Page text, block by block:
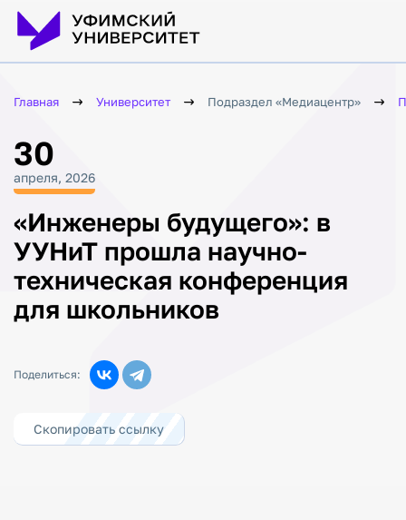
Главная Университет Подраздел «Медиацентр»
30
апреля, 2026
«Инженеры будущего»: в
УУНиТ прошла научно-
техническая конференция
для школьников
Поделиться:
Скопировать ссылку